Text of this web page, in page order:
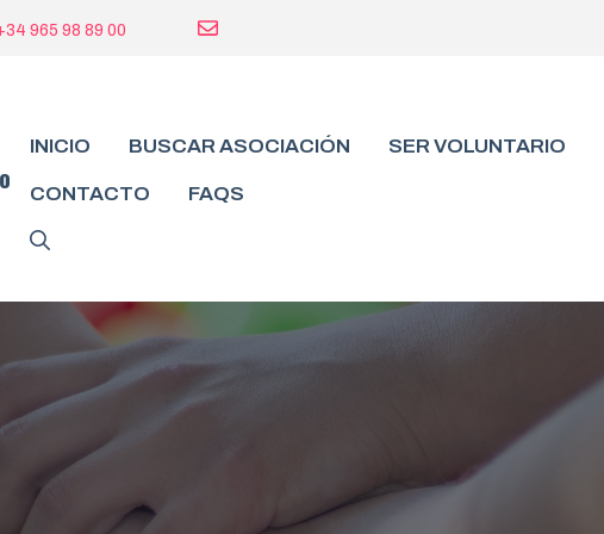
965 98 89 00
INICIO BUSCAR ASOCIACIÓN SER VOLUNTARIO
CONTACTO FAQS